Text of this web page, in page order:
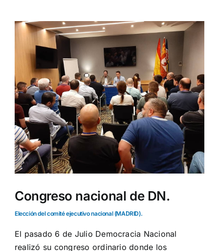
Ver
más
grande
Congreso nacional de DN.
Elección del comité ejecutivo nacional (MADRID).
El pasado 6 de Julio Democracia Nacional
realizó su congreso ordinario donde los